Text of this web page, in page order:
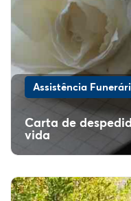
Assistência
Carta de
vida